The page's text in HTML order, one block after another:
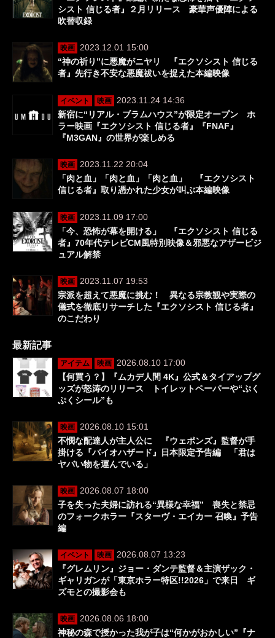
シスト 信じる者』２月リリース 豪華声優陣による
吹替収録
映画
2023.12.01 15:00
“神の祈り”に悪魔がニヤリ 『エクソシスト 信じる
者』先行き不安な悪魔祓いを捉えた本編映像
イベント 映画
2023.11.24 14:36
新宿に“リアル・ブラムハウス”が限定オープン ホ
ラー映画『エクソシスト 信じる者』『FNAF』
『M3GAN』の世界が楽しめる
映画
2023.11.22 20:04
「肉と血」「肉と血」「肉と血」 『エクソシスト
信じる者』取り憑かれた少女が叫ぶ本編映像
映画
2023.11.09 17:00
「今、恐怖が幕を開ける」 『エクソシスト 信じる
者』70年代テレビCM風特別映像＆邪悪なアザービジ
ュアル解禁
映画
2023.11.07 19:53
宗派を超えて悪魔に挑む！ 異なる宗教観や実際の
儀式を徹底リサーチした『エクソシスト 信じる者』
のこだわり
最新記事
アイテム 映画
2026.08.10 17:00
【何買う？】『ムカデ人間 4K』公式＆タイアップグ
ッズが怒涛のリリース トイレットペーパーや“ぷく
ぷくシール”も
映画
2026.08.10 15:01
不憫な配達人が主人公に 『ウェポンズ』監督が手
掛ける『バイオハザード』日本限定予告編 「君は
ヤバい物を運んでいる」
映画
2026.08.07 18:00
子を失った夫婦に訪れる“異様な幸福” 喪失と禁忌
のフォークホラー『スターヴ・エイカー 召喚』予告
編
イベント 映画
2026.08.07 13:23
『グレムリン』ジョー・ダンテ監督＆主演ザック・
ギャリガンが「東京ホラー特区!!2026」で来日 ギ
ズモとの撮影会も
映画
2026.08.06 18:00
神秘の森で授かった我が子は“何かがおかしい”『ナ